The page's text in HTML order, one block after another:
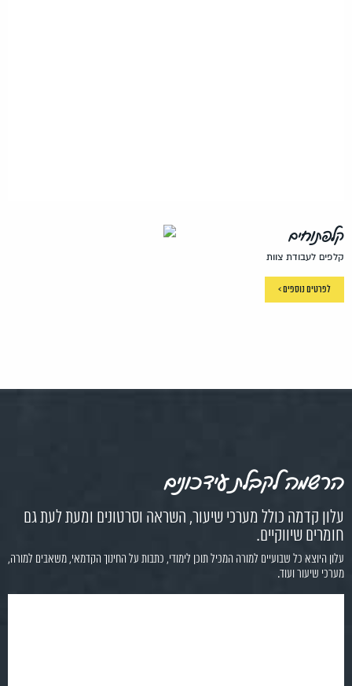
קלפתוחים
קלפים לעבודת צוות
לפרטים נוספים >
הרשמה לקבלת עידכונים
עלון קדמה כולל מערכי שיעור, השראה וסרטונים ומעת לעת גם
חומרים שיווקיים.
עלון היוצא כל שבועיים למורה המכיל תוכן לימודי, כתבות על החינוך הקדמאי, משאבים למורה,
מערכי שיעור ועוד.